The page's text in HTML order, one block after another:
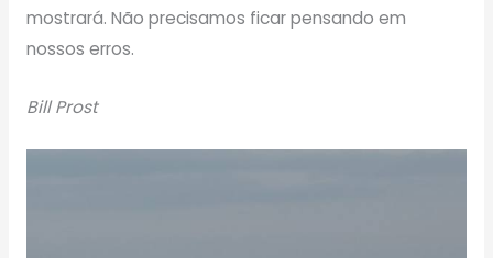
mostrará. Não precisamos ficar pensando em
nossos erros.
Bill Prost